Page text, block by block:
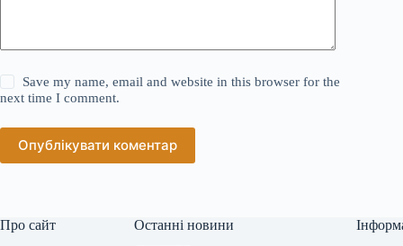
Save my name, email and website in this browser for the
next time I comment.
Опублікувати коментар
Про сайт Останні новини